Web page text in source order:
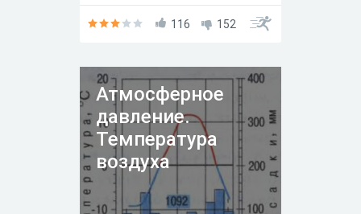
системе
116 152
Атмосферное
давление.
Температура
воздуха